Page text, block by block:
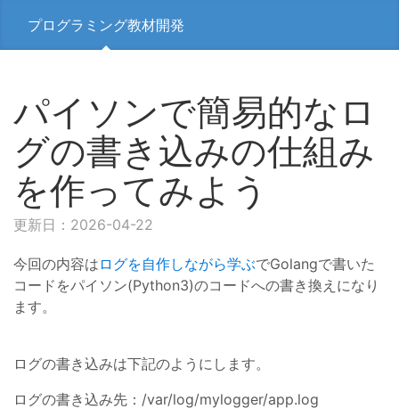
プログラミング教材開発
パイソンで簡易的なロ
グの書き込みの仕組み
を作ってみよう
更新日：2026-04-22
今回の内容は ログを自作しながら学ぶでGolangで書いた
コードをパイソン(Python3)のコードへの書き換えになり
ます。
ログの書き込みは下記のようにします。
ログの書き込み先：/var/log/mylogger/app.log